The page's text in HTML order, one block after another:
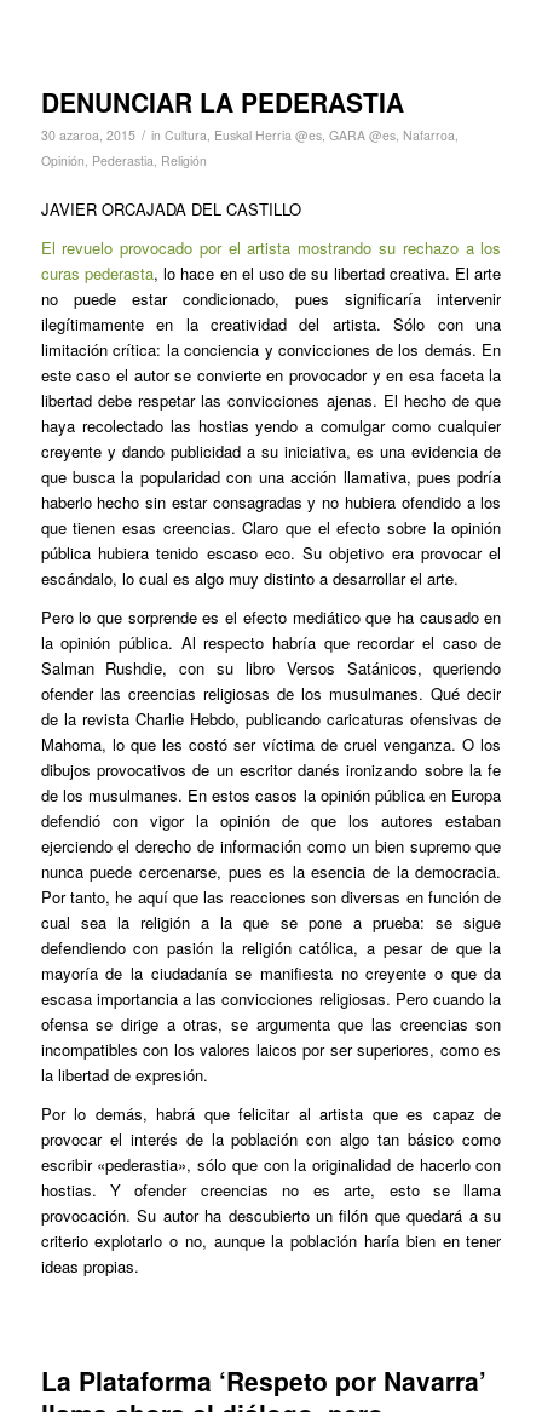
DENUNCIAR LA PEDERASTIA
30 azaroa, 2015 / in Cultura Euskal Herria @es, GARA @es, Nafarroa
Opinión Pederastia Religión
JAVIER ORCAJADA DEL CASTILLO
El revuelo provocado por el artista mostrando su rechazo a los
curas pederasta, lo hace en el uso de su libertad creativa. El arte
no puede estar condicionado, pues significaría intervenir
ilegítimamente en la creatividad del artista. Sólo con una
limitación crítica: la conciencia y convicciones de los demás. En
este caso el autor se convierte en provocador y en esa faceta la
libertad debe respetar las convicciones ajenas. El hecho de que
haya recolectado las hostias yendo a comulgar como cualquier
creyente y dando publicidad a su iniciativa, es una evidencia de
que busca la popularidad con una acción llamativa, pues podría
haberlo hecho sin estar consagradas y no hubiera ofendido a los
que tienen esas creencias. Claro que el efecto sobre la opinión
pública hubiera tenido escaso eco. Su objetivo era provocar el
escándalo, lo cual es algo muy distinto a desarrollar el arte.
Pero lo que sorprende es el efecto mediático que ha causado en
la opinión pública. Al respecto habría que recordar el caso de
Salman Rushdie, con su libro Versos Satánicos, queriendo
ofender las creencias religiosas de los musulmanes. Qué decir
de la revista Charlie Hebdo, publicando caricaturas ofensivas de
Mahoma, lo que les costó ser víctima de cruel venganza. O los
dibujos provocativos de un escritor danés ironizando sobre la fe
de los musulmanes. En estos casos la opinión pública en Europa
defendió con vigor la opinión de que los autores estaban
ejerciendo el derecho de información como un bien supremo que
nunca puede cercenarse, pues es la esencia de la democracia.
Por tanto, he aquí que las reacciones son diversas en función de
cual sea la religión a la que se pone a prueba: se sigue
defendiendo con pasión la religión católica, a pesar de que la
mayoría de la ciudadanía se manifiesta no creyente o que da
escasa importancia a las convicciones religiosas. Pero cuando la
ofensa se dirige a otras, se argumenta que las creencias son
incompatibles con los valores laicos por ser superiores, como es
la libertad de expresión.
Por lo demás, habrá que felicitar al artista que es capaz de
provocar el interés de la población con algo tan básico como
escribir «pederastia», sólo que con la originalidad de hacerlo con
hostias. Y ofender creencias no es arte, esto se llama
provocación. Su autor ha descubierto un filón que quedará a su
criterio explotarlo o no, aunque la población haría bien en tener
ideas propias.
La Plataforma ‘Respeto por Navarra’